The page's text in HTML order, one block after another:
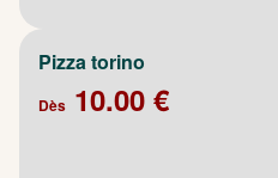
Pizza torino
Dès 10.00 €